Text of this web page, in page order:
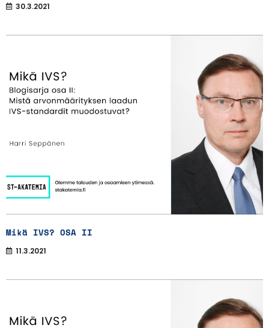
30.3.2021
Mikä IVS? OSA II
11.3.2021